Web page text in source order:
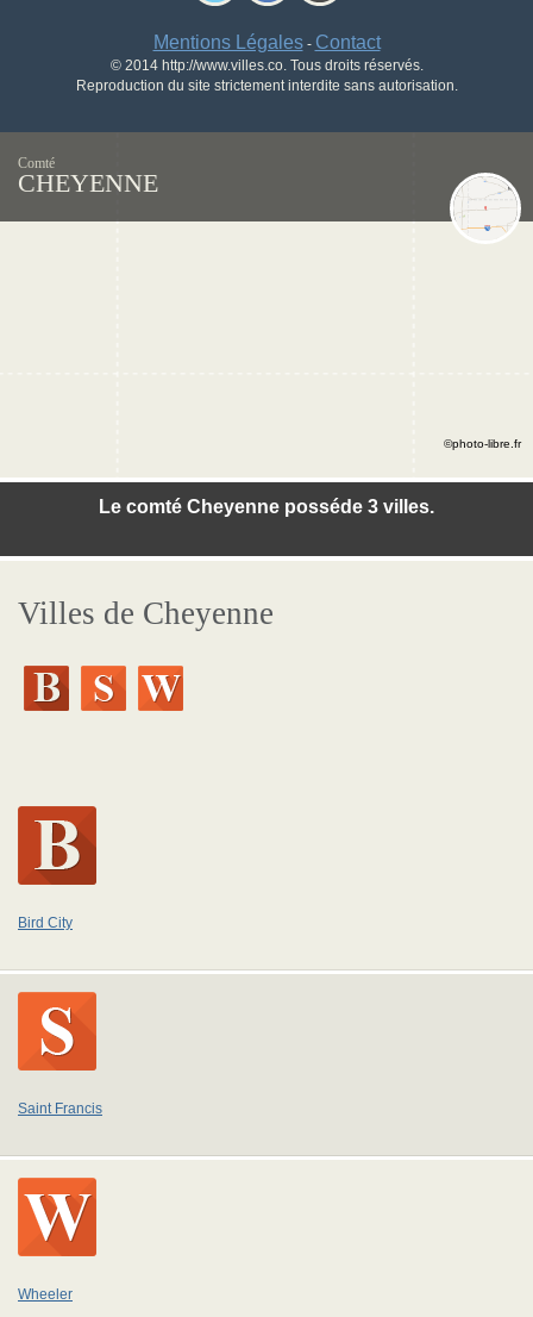
Mentions Légales- Contact
© 2014 http://www.villes.co. Tous droits réservés.
Reproduction du site strictement interdite sans autorisation.
Comté
CHEYENNE
Le comté Cheyenne posséde 3 villes.
©photo-libre.fr
Villes de Cheyenne
Bird City
Saint Francis
Wheeler